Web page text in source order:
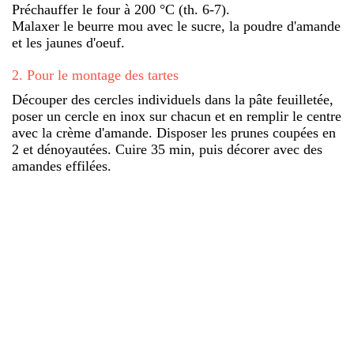
Préchauffer le four à 200 °C (th. 6-7).
Malaxer le beurre mou avec le sucre, la poudre d'amande
et les jaunes d'oeuf.
2. Pour le montage des tartes
Découper des cercles individuels dans la pâte feuilletée,
poser un cercle en inox sur chacun et en remplir le centre
avec la crème d'amande. Disposer les prunes coupées en
2 et dénoyautées. Cuire 35 min, puis décorer avec des
amandes effilées.